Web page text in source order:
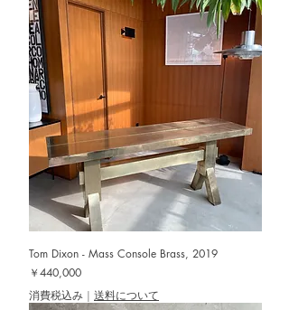
Tom Dixon - Mass Console Brass, 2019
価格
￥440,000
消費税込み | 送料について